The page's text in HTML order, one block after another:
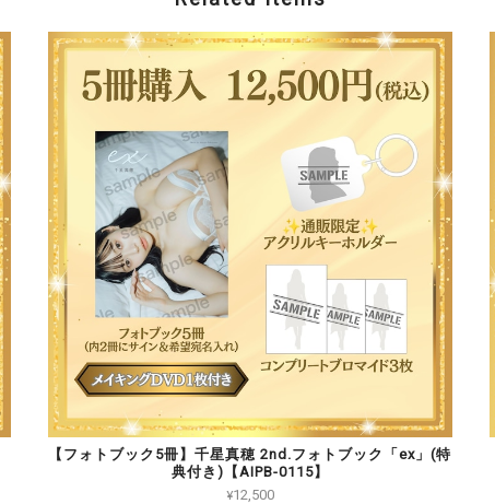
【フォトブック5冊】千星真穂 2nd.フォトブック「ex」(特
典付き)【AIPB-0115】
¥12,500